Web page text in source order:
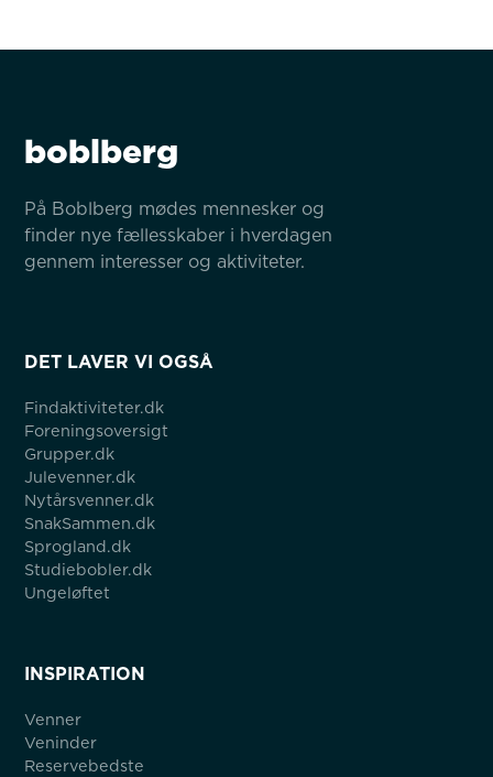
boblberg
På Boblberg mødes mennesker og
finder nye fællesskaber i hverdagen
gennem interesser og aktiviteter.
DET LAVER VI OGSÅ
Findaktiviteter.dk
Foreningsoversigt
Grupper.dk
Julevenner.dk
Nytårsvenner.dk
SnakSammen.dk
Sprogland.dk
Studiebobler.dk
Ungeløftet
INSPIRATION
Venner
Veninder
Reservebedste